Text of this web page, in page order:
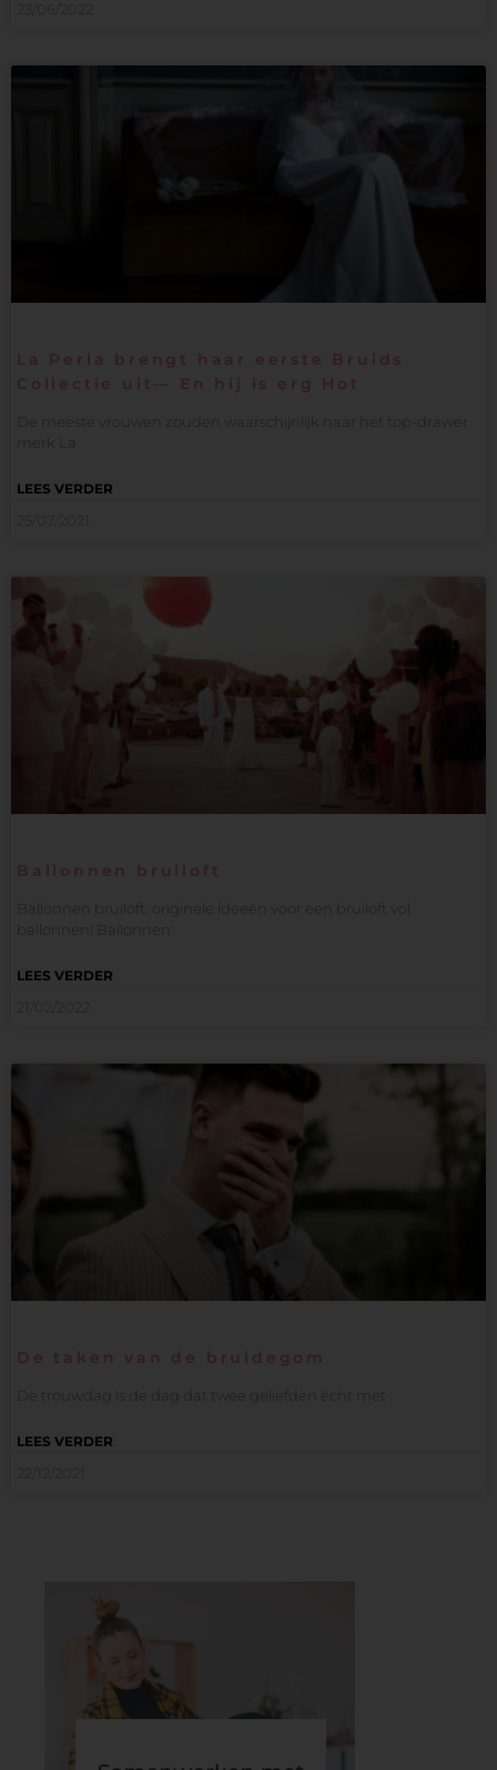
La Perla brengt haar eerste Bruids
Collectie uit— En hij is erg Hot
De meeste vrouwen zouden waarschijnlijk naar het top-drawer
LEES VERDER
Ballonnen bruiloft
Ballonnen bruiloft: originele ideeën voor een bruiloft vol
ballonnen! Ballonnen:
LEES VERDER
De taken van de bruidegom
De trouwdag is de dag dat twee geliefden écht met
LEES VERDER